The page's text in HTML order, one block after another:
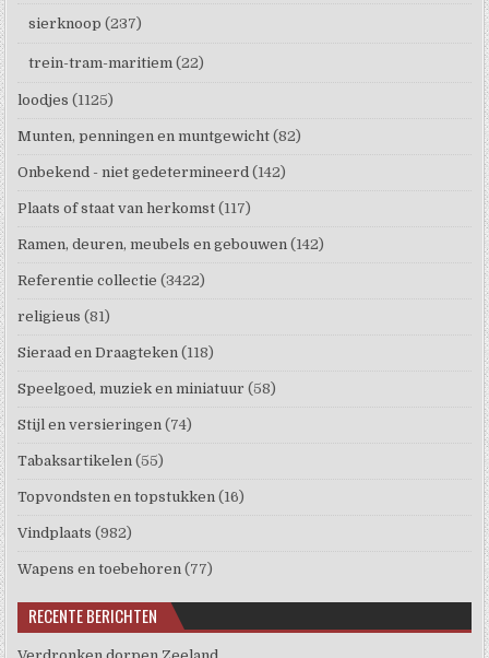
sierknoop (237)
trein-tram-maritiem (22)
loodjes (1125)
Munten, penningen en muntgewicht (82)
Onbekend - niet gedetermineerd (142)
Plaats of staat van herkomst (117)
Ramen, deuren, meubels en gebouwen (142)
Referentie collectie (3422)
religieus (81)
Sieraad en Draagteken (118)
Speelgoed, muziek en miniatuur (58)
Stijl en versieringen (74)
Tabaksartikelen (55)
Topvondsten en topstukken (16)
Vindplaats (982)
Wapens en toebehoren (77)
RECENTE BERICHTEN